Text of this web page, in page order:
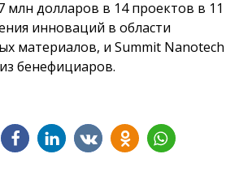
млн долларов в 14 проектов в 11
инноваций в области
материалов, и Summit Nanotech
бенефициаров.